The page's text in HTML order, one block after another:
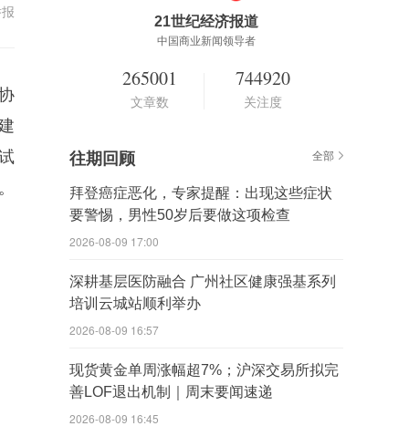
21世纪经济报道
中国商业新闻领导者
265001
文章数
744920
关注度
往期回顾 全部
拜登癌症恶化，专家提醒：出现这些症状
要警惕，男性50岁后要做这项检查
2026-08-09 17:00
深耕基层医防融合 广州社区健康强基系列
培训云城站顺利举办
2026-08-09 16:57
现货黄金单周涨幅超7%；沪深交易所拟完
善LOF退出机制｜周末要闻速递
2026-08-09 16:45